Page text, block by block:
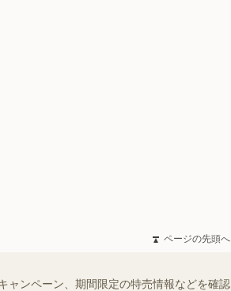
ページの先頭へ
ャンペーン、期間限定の特売情報などを確認